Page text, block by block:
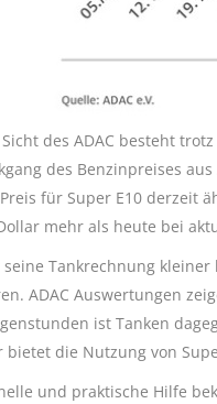
des ADAC besteht
des Benzinpreises
für Super E10 derzeit
mehr als heute bei
seine Tankrechnung
ADAC Auswertungen
ist Tanken
bietet die Nutzung von
und praktische Hilfe